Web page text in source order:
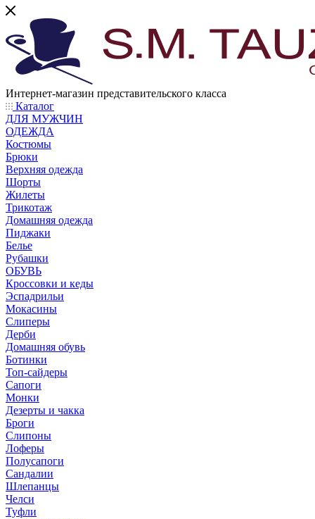
Интернет-магазин представительского класса
Каталог
ДЛЯ МУЖЧИН
ОДЕЖДА
Костюмы
Брюки
Верхняя одежда
Шорты
Жилеты
Трикотаж
Домашняя одежда
Пиджаки
Белье
Рубашки
ОБУВЬ
Кроссовки и кеды
Эспадрильи
Мокасины
Слиперы
Дерби
Домашняя обувь
Ботинки
Топ-сайдеры
Сапоги
Монки
Дезерты и чакка
Броги
Слипоны
Лоферы
Полусапоги
Сандалии
Шлепанцы
Челси
Туфли